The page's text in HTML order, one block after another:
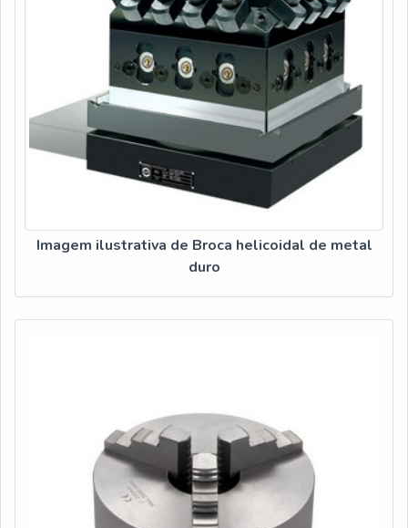
Imagem ilustrativa de Broca helicoidal de metal
duro